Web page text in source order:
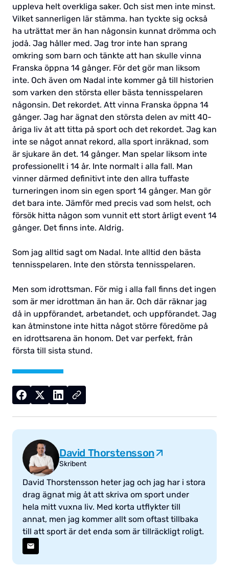
uppleva helt overkliga saker. Och sist men inte minst.
Vilket sannerligen lär stämma. han tyckte sig också
ha uträttat mer än han någonsin kunnat drömma och
jodå. Jag håller med. Jag tror inte han sprang
omkring som barn och tänkte att han skulle vinna
Franska öppna 14 gånger. För det gör man liksom
inte. Och även om Nadal inte kommer gå till historien
som varken den största eller bästa tennisspelaren
någonsin. Det rekordet. Att vinna Franska öppna 14
gånger. Jag har ägnat den största delen av mitt 40-
åriga liv åt att titta på sport och det rekordet. Jag kan
inte se något annat rekord, alla sport inräknad, som
är sjukare än det. 14 gånger. Man spelar liksom inte
professionellt i 14 år. Inte normalt i alla fall. Man
vinner därmed definitivt inte den allra tuffaste
turneringen inom sin egen sport 14 gånger. Man gör
det bara inte. Jämför med precis vad som helst, och
försök hitta någon som vunnit ett stort årligt event 14
gånger. Det finns inte. Aldrig.
Som jag alltid sagt om Nadal. Inte alltid den bästa
tennisspelaren. Inte den största tennisspelaren.
Men som idrottsman. För mig i alla fall finns det ingen
som är mer idrottman än han är. Och där räknar jag
då in uppförandet, arbetandet, och uppförandet. Jag
kan åtminstone inte hitta något större föredöme på
en idrottsarena än honom. Det var perfekt, från
första till sista stund.
David Thorstensson
Skribent
David Thorstensson heter jag och jag har i stora
drag ägnat mig åt att skriva om sport under
hela mitt vuxna liv. Med korta utflykter till
annat, men jag kommer allt som oftast tillbaka
till att sport är det enda som är tillräckligt roligt.